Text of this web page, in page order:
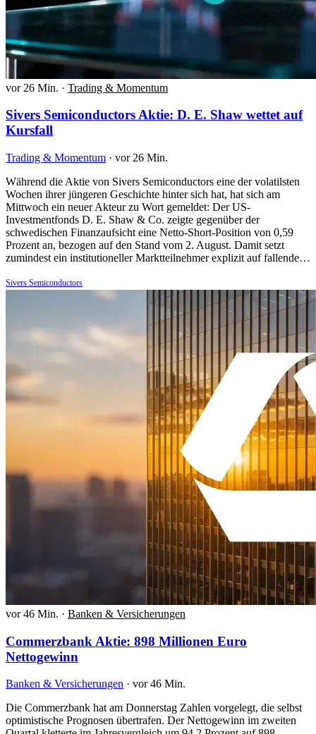
vor 26 Min. · Trading & Momentum
Sivers Semiconductors Aktie: D. E. Shaw wettet auf
Kursfall
Trading & Momentum · vor 26 Min.
Während die Aktie von Sivers Semiconductors eine der volatilsten
Wochen ihrer jüngeren Geschichte hinter sich hat, hat sich am
Mittwoch ein neuer Akteur zu Wort gemeldet: Der US-
Investmentfonds D. E. Shaw & Co. zeigte gegenüber der
schwedischen Finanzaufsicht eine Netto-Short-Position von 0,59
Prozent an, bezogen auf den Stand vom 2. August. Damit setzt
zumindest ein institutioneller Marktteilnehmer explizit auf fallende…
Sivers Semiconductors
vor 46 Min. · Banken & Versicherungen
Commerzbank Aktie: 898 Millionen Euro
Nettogewinn
Banken & Versicherungen · vor 46 Min.
Die Commerzbank hat am Donnerstag Zahlen vorgelegt, die selbst
optimistische Prognosen übertrafen. Der Nettogewinn im zweiten